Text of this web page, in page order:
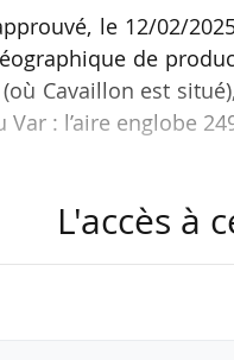
le 12/02/
de
Cavaillon est
Var : l’aire englobe
L'accès à